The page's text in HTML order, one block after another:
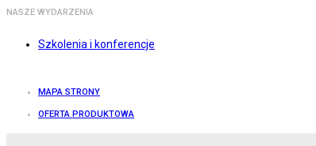
NASZE WYDARZENIA
Szkolenia i konferencje
MAPA STRONY
OFERTA PRODUKTOWA